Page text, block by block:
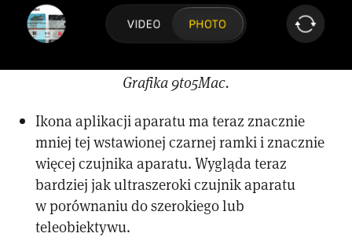
Grafika 9to5Mac.
Ikona aplikacji aparatu ma teraz znacznie
mniej tej wstawionej czarnej ramki i znacznie
więcej czujnika aparatu. Wygląda teraz
bardziej jak ultraszeroki czujnik aparatu
w porównaniu do szerokiego lub
teleobiektywu.